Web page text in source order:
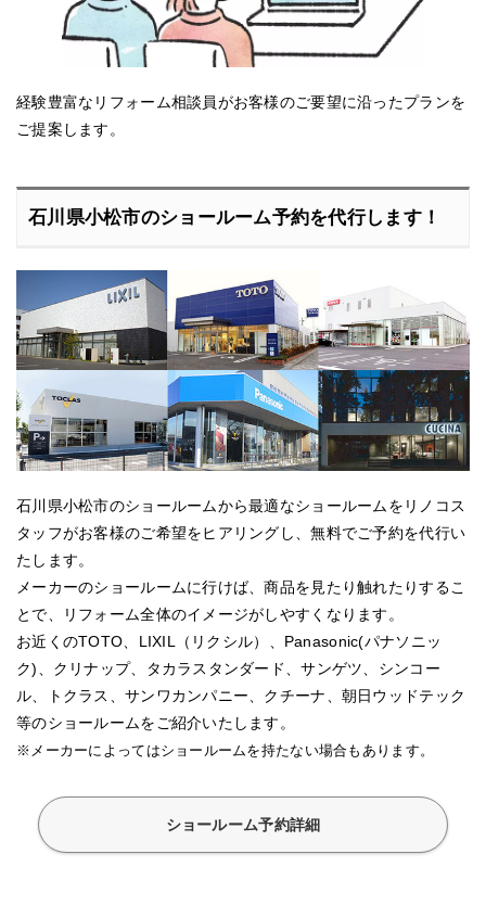
経験豊富なリフォーム相談員がお客様のご要望に沿ったプランを
ご提案します。
石川県小松市のショールーム予約を代行します！
石川県小松市のショールームから最適なショールームをリノコス
タッフがお客様のご希望をヒアリングし、無料でご予約を代行い
たします。
メーカーのショールームに行けば、商品を見たり触れたりするこ
とで、リフォーム全体のイメージがしやすくなります。
お近くのTOTO、LIXIL（リクシル）、Panasonic(パナソニッ
ク)、クリナップ、タカラスタンダード、サンゲツ、シンコー
ル、トクラス、サンワカンパニー、クチーナ、朝日ウッドテック
等のショールームをご紹介いたします。
※メーカーによってはショールームを持たない場合もあります。
ショールーム予約詳細